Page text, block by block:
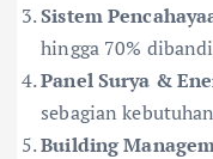
Sistem
hingga 70%
Panel Surya &
sebagian
Building